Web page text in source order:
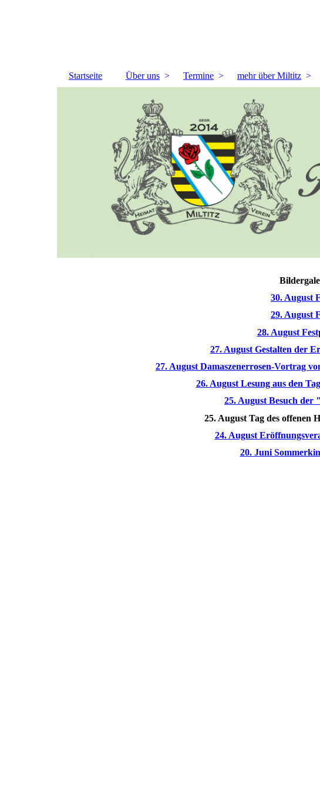
Startseite Über uns Termine mehr über Miltitz
30. August
29. August
28. August
27. August Gestalten der
27. August Damaszenerrosen-Vortrag
26. August Lesung aus den
25. August Besuch
25. August Tag des offenen
24. August
20. Juni